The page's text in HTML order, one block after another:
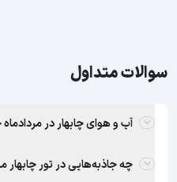
سوالات متداول
آب و هوای چابهار در
چه جاذبه‌هایی در تور چابهار